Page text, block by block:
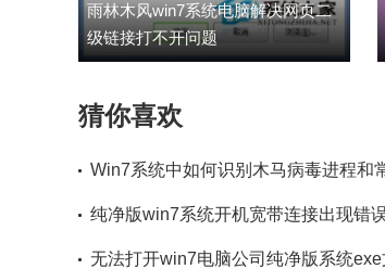
雨林木风win7系统电脑解决网页二
级链接打不开问题
猜你喜欢